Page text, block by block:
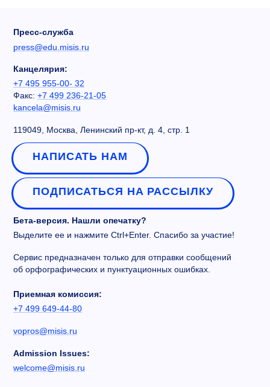
Пресс-служба
press@edu.misis.ru
Канцелярия:
+7 495 955-00- 32
Факс: +7 499 236-21-05
kancela@misis.ru
119049, Москва, Ленинский пр-кт, д. 4, стр. 1
НАПИСАТЬ НАМ
ПОДПИСАТЬСЯ НА РАССЫЛКУ
Бета-версия. Нашли опечатку?
Выделите ее и нажмите Ctrl+Enter. Спасибо за участие!
Сервис предназначен только для отправки сообщений
об орфографических и пунктуационных ошибках.
Приемная комиссия:
+7 499 649-44-80
vopros@misis.ru
Admission Issues:
welcome@misis.ru